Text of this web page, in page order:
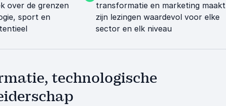
over de grenzen
sport en
transformatie en marketing maakt
zijn lezingen waardevol voor elke
sector en elk niveau
technologische